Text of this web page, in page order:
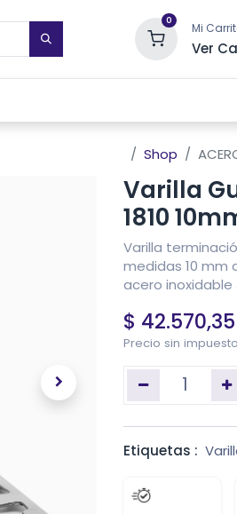
0 Mi
Ver
Shop
Varilla
1810
Varilla
medidas 10 mm
acero
$ 42.570,35
Precio sin
Etiquetas :